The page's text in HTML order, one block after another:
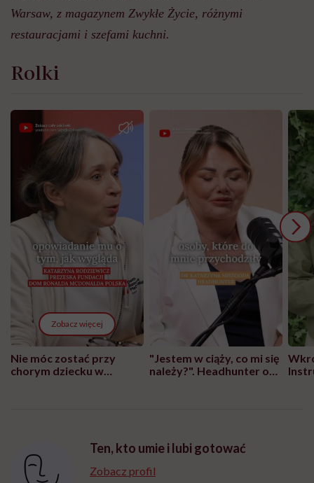
Warsaw, z magazynem Zwykłe Życie, różnymi
restauracjami i szefami kuchni.
Rolki
Zobacz więcej
Nie móc zostać przy
chorym dziecku w
"Jestem w ciąży, co mi się
należy?". Headhunter o
Ten, kto umie i lubi gotować
Zobacz profil